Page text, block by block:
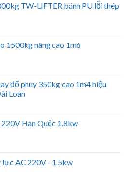
TW-LIFTER bánh PU lỗi thép
1500kg nâng cao 1m6
đổ phuy 350kg cao 1m4 hiệu
Loan
220V Hàn Quốc 1.8kw
lực AC 220V - 1.5kw